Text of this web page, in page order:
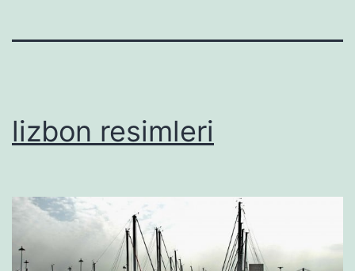
lizbon resimleri